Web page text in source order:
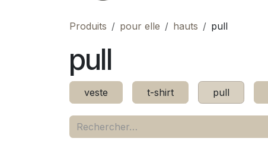
Produits pour elle hauts pull
pull
veste t-shirt pull